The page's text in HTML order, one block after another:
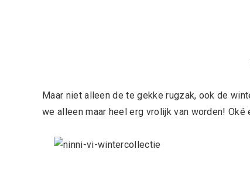
Maar niet alleen de te gekke rugzak, ook de
we alleen maar heel erg vrolijk van worden! Oké